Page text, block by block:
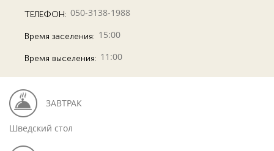
ТЕЛЕФОН: 050-3138-1988
Время заселения: 15:00
Время выселения: 11:00
ЗАВТРАК
Шведский стол